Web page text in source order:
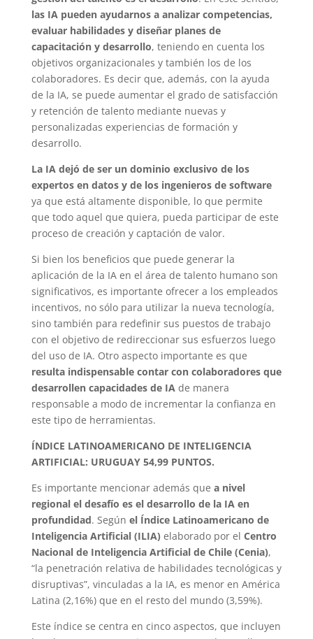
las IA pueden ayudarnos a analizar competencias,
evaluar habilidades y diseñar planes de
capacitación y desarrollo, teniendo en cuenta los
objetivos organizacionales y también los de los
colaboradores. Es decir que, además, con la ayuda
de la IA, se puede aumentar el grado de satisfacción
y retención de talento mediante nuevas y
personalizadas experiencias de formación y
desarrollo.
La IA dejó de ser un dominio exclusivo de los
expertos en datos y de los ingenieros de software
ya que está altamente disponible, lo que permite
que todo aquel que quiera, pueda participar de este
proceso de creación y captación de valor.
Si bien los beneficios que puede generar la
aplicación de la IA en el área de talento humano son
significativos, es importante ofrecer a los empleados
incentivos, no sólo para utilizar la nueva tecnología,
sino también para redefinir sus puestos de trabajo
con el objetivo de redireccionar sus esfuerzos luego
del uso de IA. Otro aspecto importante es que
resulta indispensable contar con colaboradores que
desarrollen capacidades de IA de manera
responsable a modo de incrementar la confianza en
este tipo de herramientas.
ÍNDICE LATINOAMERICANO DE INTELIGENCIA
ARTIFICIAL: URUGUAY 54,99 PUNTOS.
Es importante mencionar además que a nivel
regional el desafío es el desarrollo de la IA en
profundidad. Según el Índice Latinoamericano de
Inteligencia Artificial (ILIA) elaborado por el Centro
Nacional de Inteligencia Artificial de Chile (Cenia),
“la penetración relativa de habilidades tecnológicas y
disruptivas”, vinculadas a la IA, es menor en América
Latina (2,16%) que en el resto del mundo (3,59%).
Este índice se centra en cinco aspectos, que incluyen